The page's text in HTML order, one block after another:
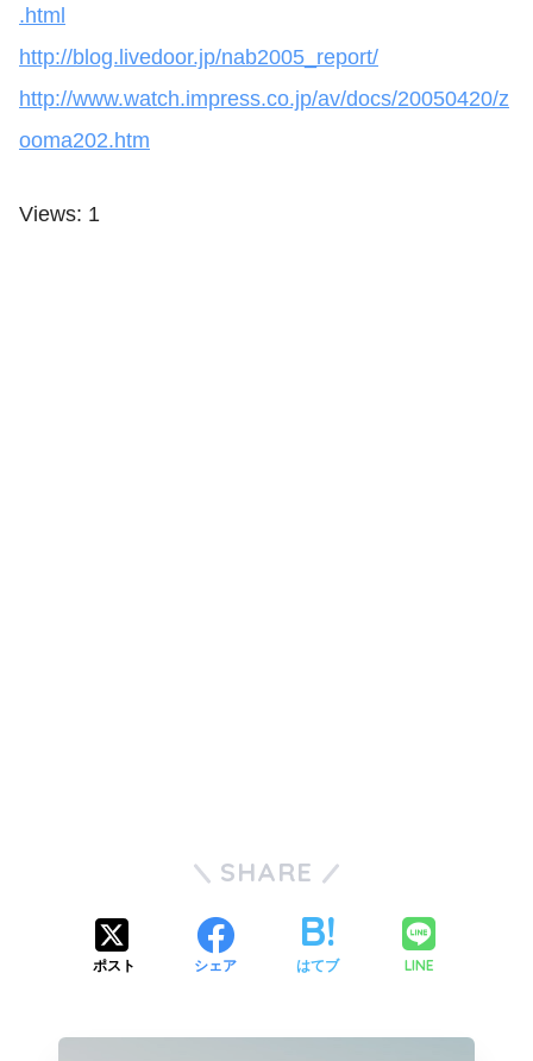
.html
http://blog.livedoor.jp/nab2005_report/
http://www.watch.impress.co.jp/av/docs/20050420/z
ooma202.htm
Views: 1
SHARE
ポスト シェア はてブ LINE